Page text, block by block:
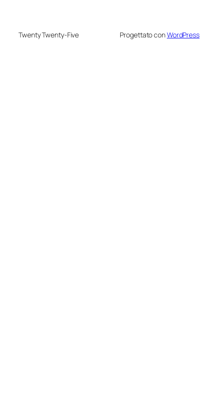
Twenty Twenty-Five Progettato conWordPress